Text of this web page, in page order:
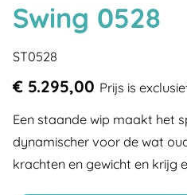
Swing 0528
ST0528
€ 5.295,00 Prijs is
Een staande wip maakt het
dynamischer voor de wat
krachten en gewicht en krijg